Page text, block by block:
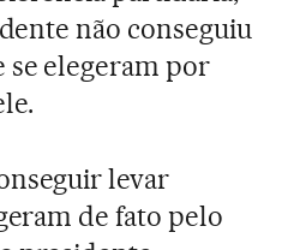
não conseguiu
se elegeram por
levar
de fato pelo